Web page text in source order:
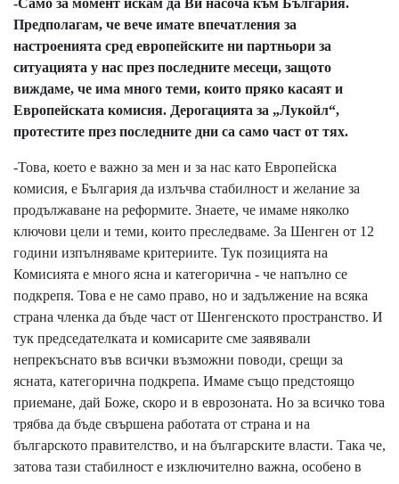
-Само за момент искам да Ви насоча към България.
Предполагам, че вече имате впечатления за
настроенията сред европейските ни партньори за
ситуацията у нас през последните месеци, защото
виждаме, че има много теми, които пряко касаят и
Европейската комисия. Дерогацията за „Лукойл“,
протестите през последните дни са само част от тях.
-Това, което е важно за мен и за нас като Европейска
комисия, е България да излъчва стабилност и желание за
продължаване на реформите. Знаете, че имаме няколко
ключови цели и теми, които преследваме. За Шенген от 12
години изпълняваме критериите. Тук позицията на
Комисията е много ясна и категорична - че напълно се
подкрепя. Това е не само право, но и задължение на всяка
страна членка да бъде част от Шенгенското пространство. И
тук председателката и комисарите сме заявявали
непрекъснато във всички възможни поводи, срещи за
ясната, категорична подкрепа. Имаме също предстоящо
приемане, дай Боже, скоро и в еврозоната. Но за всичко това
трябва да бъде свършена работата от страна и на
българското правителство, и на българските власти. Така че,
затова тази стабилност е изключително важна, особено в